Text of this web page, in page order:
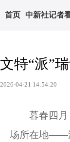
首页 中新社记者
文特“派”
2026-04-21 14:54:20
暮春四月，
场所在地——